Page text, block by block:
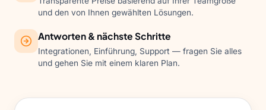
und den von Ihnen gewählten Lösungen.
Antworten & nächste Schritte
Integrationen, Einführung, Support — fragen Sie alles
und gehen Sie mit einem klaren Plan.